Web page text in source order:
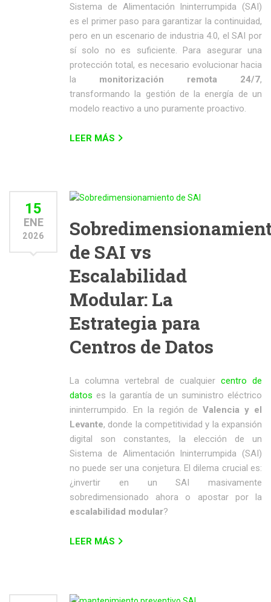
Sistema de Alimentación Ininterrumpida (SAI)
es el primer paso para garantizar la continuidad,
pero en un escenario de industria 4.0, el SAI por
sí solo no es suficiente. Para asegurar una
protección total, es necesario evolucionar hacia
la monitorización remota 24/7,
transformando la gestión de la energía de un
modelo reactivo a uno puramente proactivo.
LEER MÁS
15
ENE
2026
de SAI vs
Escalabilidad
Modular: La
Estrategia para
Centros de Datos
La columna vertebral de cualquier centro de
datos es la garantía de un suministro eléctrico
ininterrumpido. En la región deValencia y el
Levante, donde la competitividad y la expansión
digital son constantes, la elección de un
Sistema de Alimentación Ininterrumpida (SAI)
no puede ser una conjetura. El dilema crucial es:
¿invertir en un SAI masivamente
sobredimensionado ahora o apostar por la
escalabilidad modular?
LEER MÁS